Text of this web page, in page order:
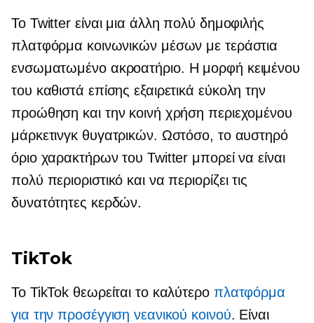
Το Twitter είναι μια άλλη πολύ δημοφιλής
πλατφόρμα κοινωνικών μέσων με τεράστια
ενσωματωμένοακροατήριο. Η μορφή κειμένου
του καθιστά επίσης εξαιρετικά εύκολη την
προώθηση και την κοινή χρήση περιεχομένου
μάρκετινγκ θυγατρικών. Ωστόσο, το αυστηρό
όριο χαρακτήρων του Twitter μπορεί να είναι
πολύ περιοριστικό και να περιορίζει τις
δυνατότητες κερδών.
TikTok
Το TikTok θεωρείται το καλύτερο πλατφόρμα
για την προσέγγιση νεανικού κοινού. Είναι